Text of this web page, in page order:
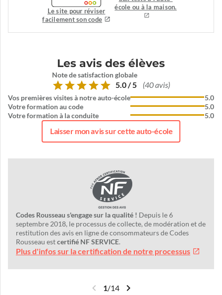
Le site pour réviser
facilement son code
école ou à la maison.
Les avis des élèves
Note de satisfaction globale
5.0 / 5 (40 avis)
Vos premières visites à notre auto-école
Votre formation au code
Votre formation à la conduite
5.0
5.0
5.0
Laisser mon avis sur cette auto-école
Codes Rousseau s'engage sur la qualité ! Depuis le 6
septembre 2018, le processus de collecte, de modération et de
restitution des avis en ligne de consommateurs de Codes
Rousseau estcertifié NF SERVICE.
Plus d'infos sur la certification de notre processus
1/14